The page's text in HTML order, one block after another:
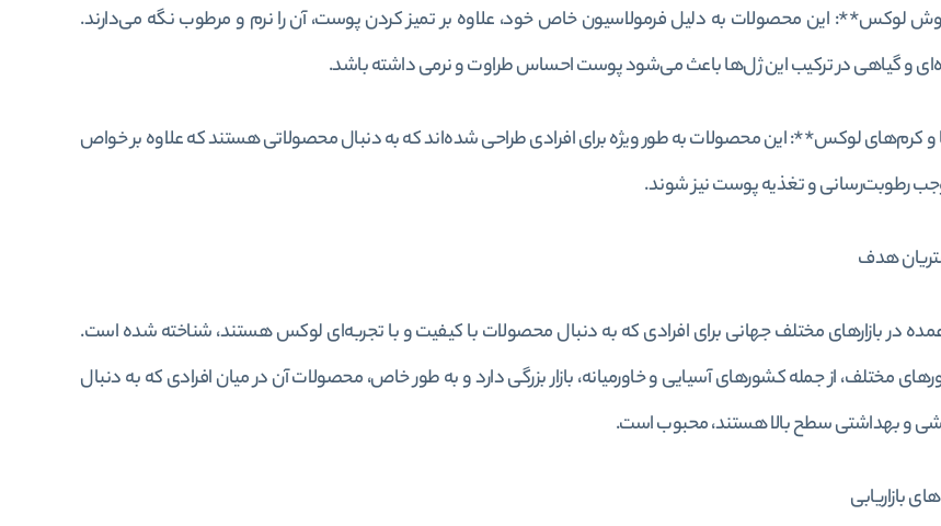
لوکس**: این محصولات به دلیل فرمولاسیون خاص خود، علاوه بر تمیز کردن پوست، آن را نرم و مرطوب نگه می‌دارند.
و گیاهی در ترکیب این ژل‌ها باعث می‌شود پوست احساس طراوت و نرمی داشته باشد.
کرم‌های لوکس**: این محصولات به طور ویژه برای افرادی طراحی شده‌اند که به دنبال محصولاتی هستند که علاوه بر خواص
رطوبت‌رسانی و تغذیه پوست نیز شوند.
هدف
در بازارهای مختلف جهانی برای افرادی که به دنبال محصولات با کیفیت و با تجربه‌ای لوکس هستند، شناخته شده است.
مختلف، از جمله کشورهای آسیایی و خاورمیانه، بازار بزرگی دارد و به طور خاص، محصولات آن در میان افرادی که به دنبال
و بهداشتی سطح بالا هستند، محبوب است.
بازاریابی